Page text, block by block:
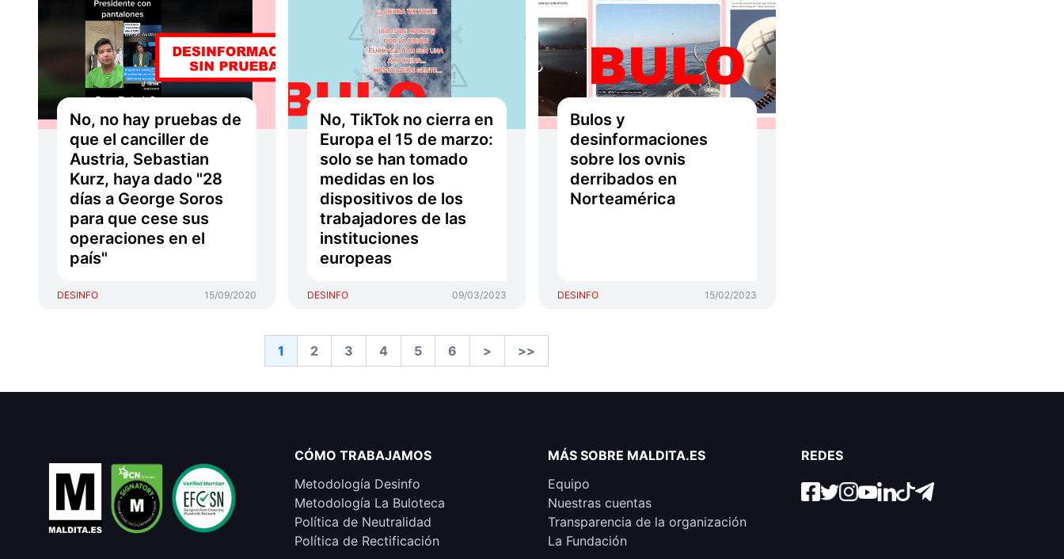
No, no hay pruebas de
que el canciller de
Austria, Sebastian
Kurz, haya dado "28
días a George Soros
para que cese sus
operaciones en el
país"
DESINFO 15/09/2020
No, TikTok no cierra en
Europa el 15 de marzo:
solo se han tomado
medidas en los
dispositivos de los
trabajadores de las
instituciones
europeas
DESINFO 09/03/2023
Bulos y
desinformaciones
sobre los ovnis
derribados en
Norteamérica
DESINFO 15/02/2023
1 2 3 4 5 6 > >>
CÓMO TRABAJAMOS
Metodología Desinfo
Metodología La Buloteca
Política de Neutralidad
Política de Rectificación
MÁS SOBRE MALDITA.ES
Equipo
Nuestras cuentas
Transparencia de la organización
La Fundación
REDES